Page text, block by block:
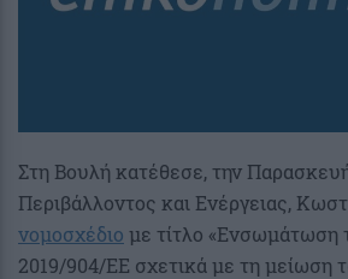
Στη Βουλή κατέθεσε, την
Περιβάλλοντος και Ενέργειας,
νομοσχέδιο με τίτλο «Ενσωμάτωση
2019/904/ΕΕ σχετικά με τη μείωση